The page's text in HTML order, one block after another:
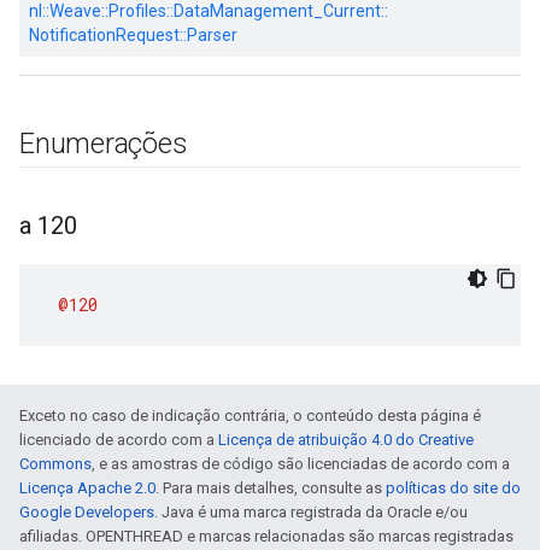
nl::Weave::Profiles::DataManagement_Current::
NotificationRequest::Parser
Enumerações
a 120
@120
Exceto no caso de indicação contrária, o conteúdo desta página é
licenciado de acordo com a Licença de atribuição 4.0 do Creative
Commons, e as amostras de código são licenciadas de acordo com a
Licença Apache 2.0. Para mais detalhes, consulte as políticas do site do
Google Developers. Java é uma marca registrada da Oracle e/ou
afiliadas. OPENTHREAD e marcas relacionadas são marcas registradas